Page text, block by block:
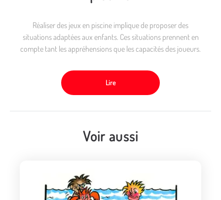
Réaliser des jeux en piscine implique de proposer des
situations adaptées aux enfants. Ces situations prennent en
compte tant les appréhensions que les capacités des joueurs.
Lire
Voir aussi